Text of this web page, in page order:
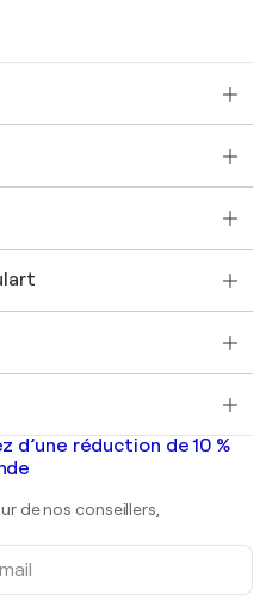
original
réduction de 10 %
de nos conseillers,